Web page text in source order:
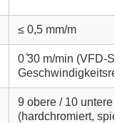
≤ 0,5 mm/m
0 ̊30 m/min (VFD-
9 obere / 10 untere
(hardchromiert,